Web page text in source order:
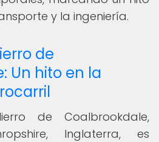
y la ingeniería.
de
Un hito en la
de Coalbrookdale,
Inglaterra, es